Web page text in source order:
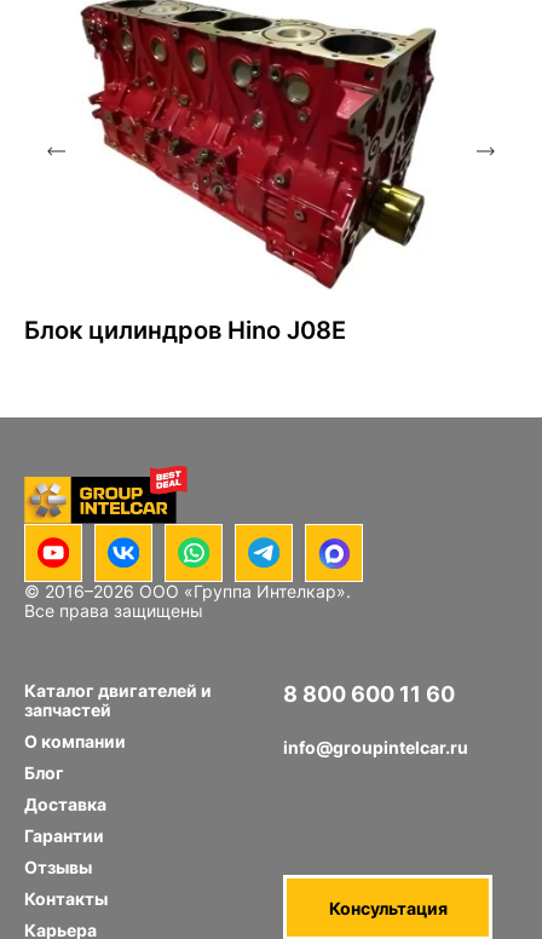
Блок цилиндров Hino J08E
© 2016–2026 ООО «Группа Интелкар».
Все права защищены
Каталог двигателей и
запчастей
О компании
Блог
Доставка
Гарантии
Отзывы
Контакты
Карьера
8 800 600 11 60
info@groupintelcar.ru
Консультация